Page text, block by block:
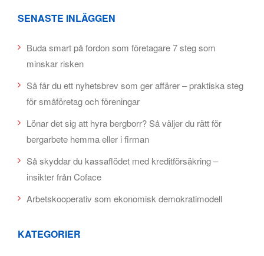
SENASTE INLÄGGEN
Buda smart på fordon som företagare 7 steg som
minskar risken
Så får du ett nyhetsbrev som ger affärer – praktiska steg
för småföretag och föreningar
Lönar det sig att hyra bergborr? Så väljer du rätt för
bergarbete hemma eller i firman
Så skyddar du kassaflödet med kreditförsäkring –
insikter från Coface
Arbetskooperativ som ekonomisk demokratimodell
KATEGORIER